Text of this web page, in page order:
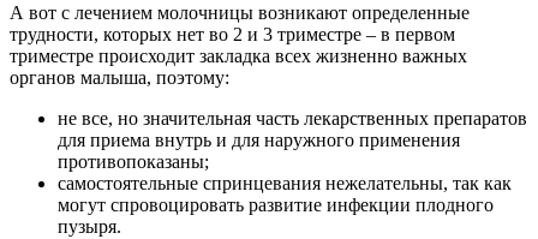
А вот с лечением молочницы возникают определенные
трудности, которых нет во 2 и 3 триместре – в первом
триместре происходит закладка всех жизненно важных
органов малыша, поэтому:
не все, но значительная часть лекарственных препаратов
для приема внутрь и для наружного применения
противопоказаны;
самостоятельные спринцевания нежелательны, так как
могут спровоцировать развитие инфекции плодного
пузыря.